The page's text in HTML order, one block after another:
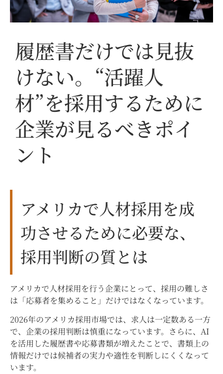
履歴書だけでは見抜
けない。“活躍人
材”を採用するために
企業が見るべきポイ
ント
アメリカで人材採用を成
功させるために必要な、
採用判断の質とは
アメリカで人材採用を行う企業にとって、採用の難しさ
は「応募者を集めること」だけではなくなっています。
2026年のアメリカ採用市場では、求人は一定数ある一方
で、企業の採用判断は慎重になっています。さらに、AI
を活用した履歴書や応募書類が増えたことで、書類上の
情報だけでは候補者の実力や適性を判断しにくくなって
います。